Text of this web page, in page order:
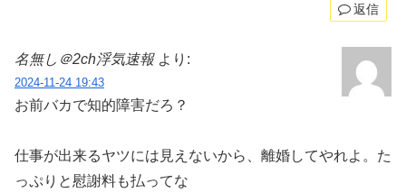
返信
名無し＠2ch浮気速報 より:
2024-11-24 19:43
お前バカで知的障害だろ？
仕事が出来るヤツには見えないから、離婚してやれよ。た
っぷりと慰謝料も払ってな